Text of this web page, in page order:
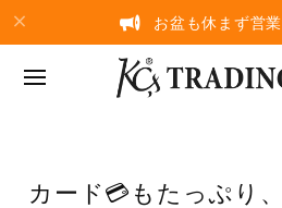
お盆も休まず営
カード💳もたっぷり